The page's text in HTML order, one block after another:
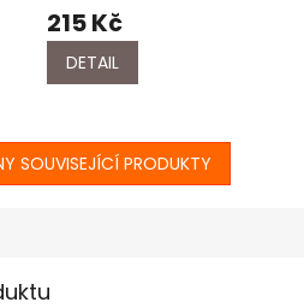
215 Kč
DETAIL
SOUVISEJÍCÍ PRODUKTY